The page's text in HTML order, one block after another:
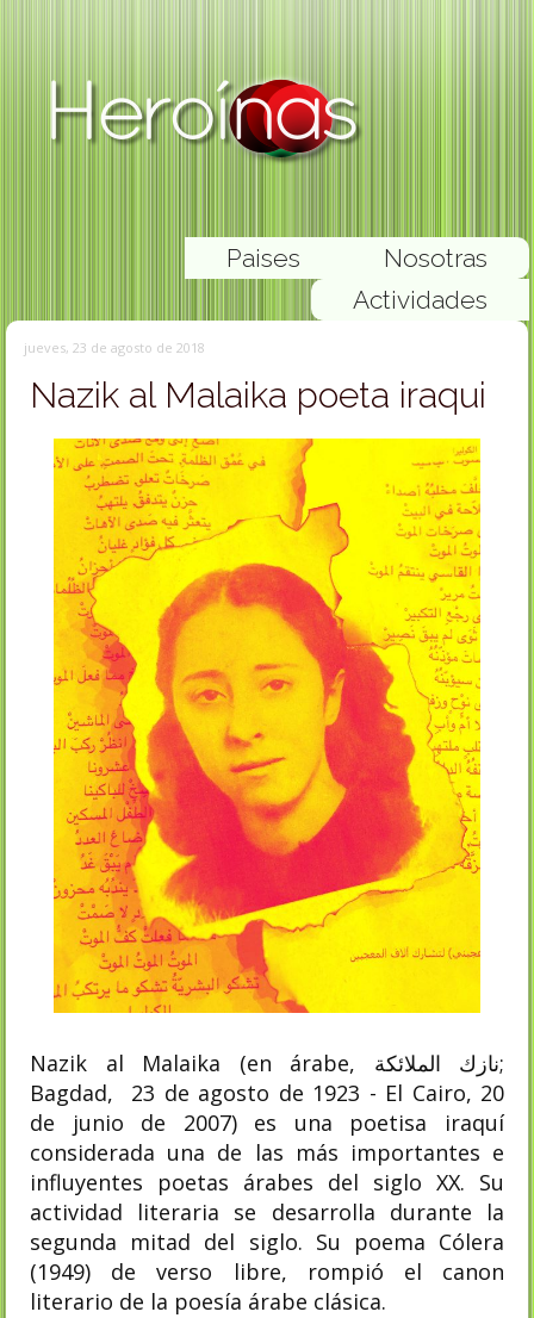
Nosotras
Paises
Actividades
jueves, 23 de agosto de 2018
Nazik al Malaika poeta iraqui
Nazik al Malaika (en árabe, نازك الملائكة;
Bagdad, 23 de agosto de 1923 - El Cairo, 20
de junio de 2007) es una poetisa iraquí
considerada una de las más importantes e
influyentes poetas árabes del siglo XX. Su
actividad literaria se desarrolla durante la
segunda mitad del siglo. Su poema Cólera
(1949) de verso libre, rompió el canon
literario de la poesía árabe clásica.